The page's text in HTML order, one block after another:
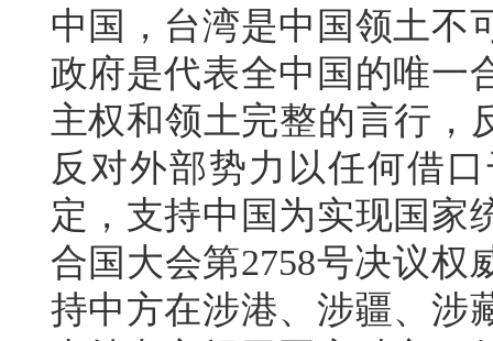
中国，台湾是中国领土不
政府是代表全中国的唯一
主权和领土完整的言行，
反对外部势力以任何借
定，支持中国为实现国家
合国大会第2758号决议权
持中方在涉港、涉疆、涉